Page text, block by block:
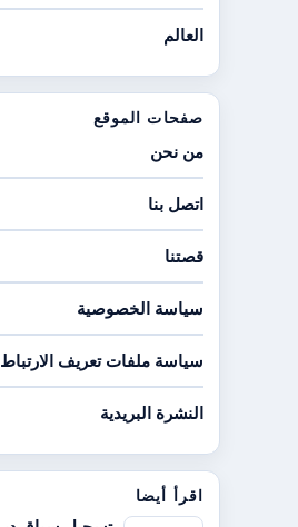
العالم
صفحات الموقع
من نحن
اتصل بنا
قصتنا
سياسة الخصوصية
سياسة ملفات تعريف الارتباط
النشرة البريدية
اقرأ أيضا